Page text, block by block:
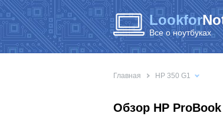
Lookfor
Все о ноутбуках
Главная HP 350 G1
Обзор HP ProBook